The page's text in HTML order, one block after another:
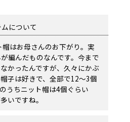
について
帽はお母さんのお下がり。実
編んだものなんです。今まで
かったんですが、久々にかぶ
子は好きで、全部で12〜3個
うちニット帽は4個ぐらい
いですね。